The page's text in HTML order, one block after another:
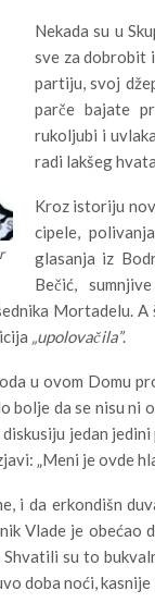
Nekada su u
sve za dobrobit
partiju, svoj
parče bajate
rukoljubi i
radi lakšeg
Kroz istoriju
cipele,
glasanja iz
Bečić,
Mortadelu.
„upolovačila”.
u ovom Domu
bolje da se nisu
jedan
„Meni je ovde
i da erkondišn
Vlade je
su to
doba noći, kasnije